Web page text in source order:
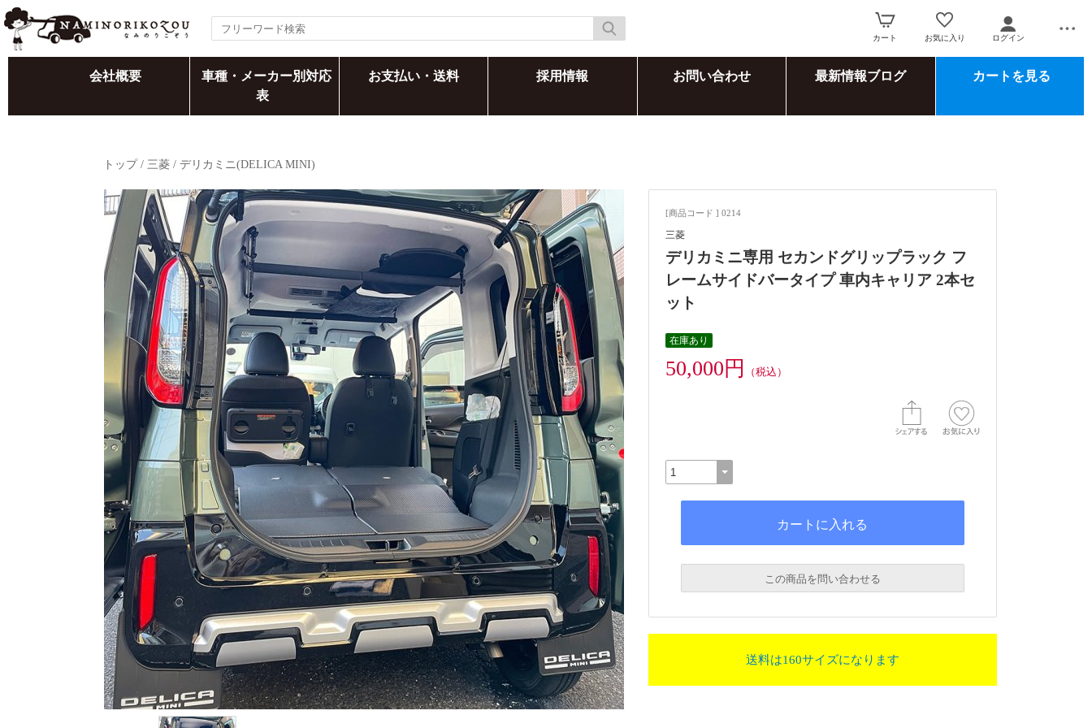
カート お気に入り ログイン
会社概要
車種・メーカー別対応
表
お支払い・送料 採用情報 お問い合わせ 最新情報ブログ カートを見る
トップ/ 三菱 / デリカミニ(DELICA MINI)
[商品コード ] 0214
三菱
デリカミニ専用 セカンドグリップラック フ
レームサイドバータイプ 車内キャリア 2本セ
ット
在庫あり
50,000円 （税込）
この商品を問い合わせる
送料は160サイズになります